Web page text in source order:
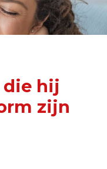
die hij
zijn